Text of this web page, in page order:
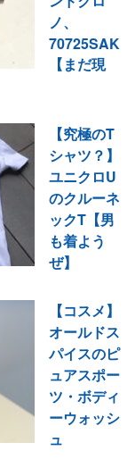
ノ、
70725SAK
【まだ現
【究極のT
シャツ？】
ユニクロU
のクルーネ
ックT【男
も着よう
ぜ】
【コスメ】
オールドス
パイスのピ
ュアスポー
ツ・ボディ
ーウォッシ
ュ